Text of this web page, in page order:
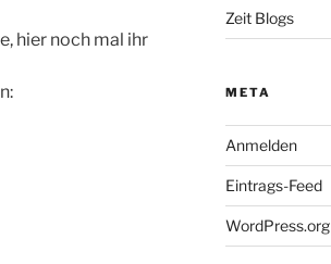
hier noch mal ihr
Zeit Blogs
META
Anmelden
Eintrags-Feed
WordPress.org